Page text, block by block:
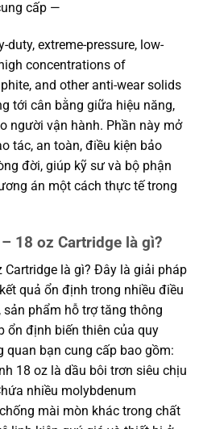
cấp —
duty, extreme-pressure, low-
concentrations of
and other anti-wear solids
tới cân bằng giữa hiệu năng,
người vận hành. Phần này mở
tác, an toàn, điều kiện bảo
đời, giúp kỹ sư và bộ phận
án một cách thực tế trong
18 oz Cartridge là gì?
Cartridge là gì? Đây là giải pháp
quả ổn định trong nhiều điều
sản phẩm hỗ trợ tăng thông
ổn định biến thiên của quy
bạn cung cấp bao gồm:
18 oz là dầu bôi trơn siêu chịu
nhiều molybdenum
mài mòn khác trong chất